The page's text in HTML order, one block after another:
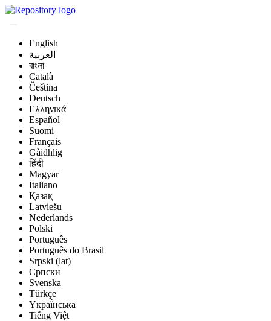
English
العربية
বাংলা
Català
Čeština
Deutsch
Ελληνικά
Español
Suomi
Français
Gàidhlig
हिंदी
Magyar
Italiano
Қазақ
Latviešu
Nederlands
Polski
Português
Português do Brasil
Srpski (lat)
Српски
Svenska
Türkçe
Yкраї́нська
Tiếng Việt